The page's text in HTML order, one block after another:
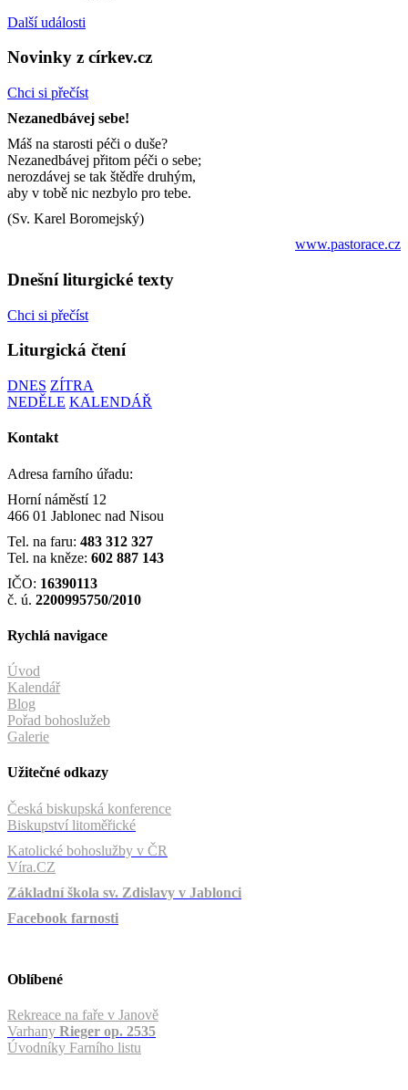
Další události
Novinky z církev.cz
Chci si přečíst
Nezanedbávej sebe!
Máš na starosti péči o duše?
Nezanedbávej přitom péči o sebe;
nerozdávej se tak štědře druhým,
aby v tobě nic nezbylo pro tebe.
(Sv. Karel Boromejský)
www.pastorace.cz
Dnešní liturgické texty
Chci si přečíst
Liturgická čtení
DNES ZÍTRA
NEDĚLE KALENDÁŘ
Kontakt
Adresa farního úřadu:
Horní náměstí 12
466 01 Jablonec nad Nisou
Tel. na faru: 483 312 327
Tel. na kněze: 602 887 143
IČO: 16390113
č. ú. 2200995750/2010
Rychlá navigace
Úvod
Kalendář
Blog
Pořad bohoslužeb
Galerie
Užitečné odkazy
Česká biskupská konference
Biskupství litoměřické
Katolické bohoslužby v ČR
Víra.CZ
Základní škola sv. Zdislavy v Jablonci
Facebook farnosti
Oblíbené
Rekreace na faře v Janově
Varhany Rieger op. 2535
Úvodníky Farního listu